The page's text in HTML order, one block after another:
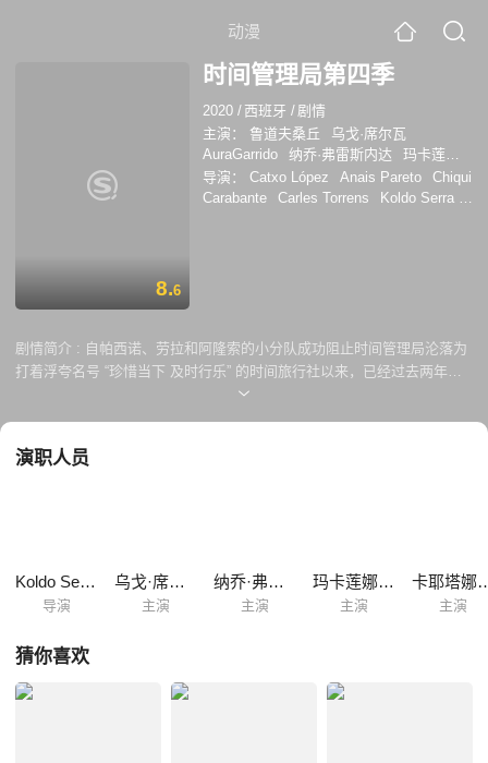
动漫
8.6
时间管理局第四季
2020 / 西班牙 /剧情
主演：
鲁道夫桑丘
乌戈·席尔瓦
AuraGarrido
纳乔·弗雷斯内达
玛卡莲娜·
加西亚
卡耶塔娜·吉恩·库尔沃
JaimeBlach
杰米·布兰奇
JuanGea
导演： Catxo López Anais Pareto
Chiqui
Carabante
Carles Torrens
Koldo Serra
剧情简介 : 自帕西诺、劳拉和阿隆索的小分队成功阻止时间管理局沦落为
打着浮夸名号 “珍惜当下 及时行乐” 的时间旅行社以来，已经过去两年半
了。随着时间的沉淀，一切都归于平静。在两位忠实伙伴 (埃内斯托、艾
到，在这个早晨他们即将面临一件让人措手不及的事情：时间警报器出错
演职人员
Koldo Serra
导演
乌戈·席尔瓦
主演
纳乔·弗雷斯内达
主演
玛卡莲娜·加西亚
主演
卡耶塔娜
主演
猜你喜欢